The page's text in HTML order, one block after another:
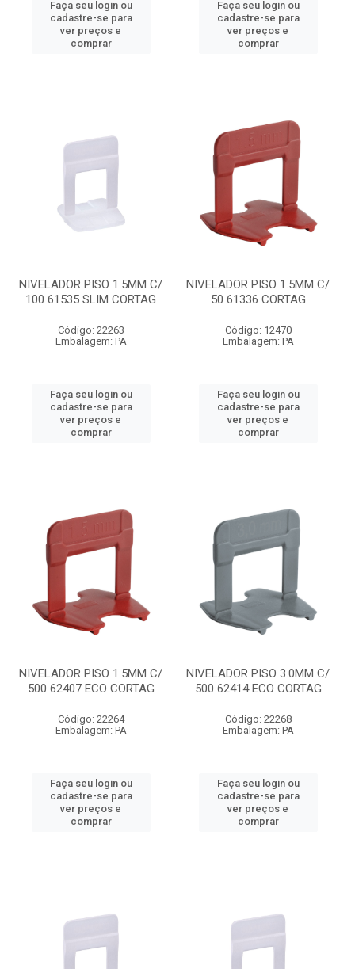
Faça seu login ou
cadastre-se para
ver preços e
comprar
Faça seu login ou
cadastre-se para
ver preços e
comprar
NIVELADOR PISO 1.5MM C/
100 61535 SLIM CORTAG
Código: 22263
Embalagem: PA
Faça seu login ou
cadastre-se para
ver preços e
comprar
NIVELADOR PISO 1.5MM C/
50 61336 CORTAG
Código: 12470
Embalagem: PA
Faça seu login ou
cadastre-se para
ver preços e
comprar
NIVELADOR PISO 1.5MM C/
500 62407 ECO CORTAG
Código: 22264
Embalagem: PA
Faça seu login ou
cadastre-se para
ver preços e
comprar
NIVELADOR PISO 3.0MM C/
500 62414 ECO CORTAG
Código: 22268
Embalagem: PA
Faça seu login ou
cadastre-se para
ver preços e
comprar